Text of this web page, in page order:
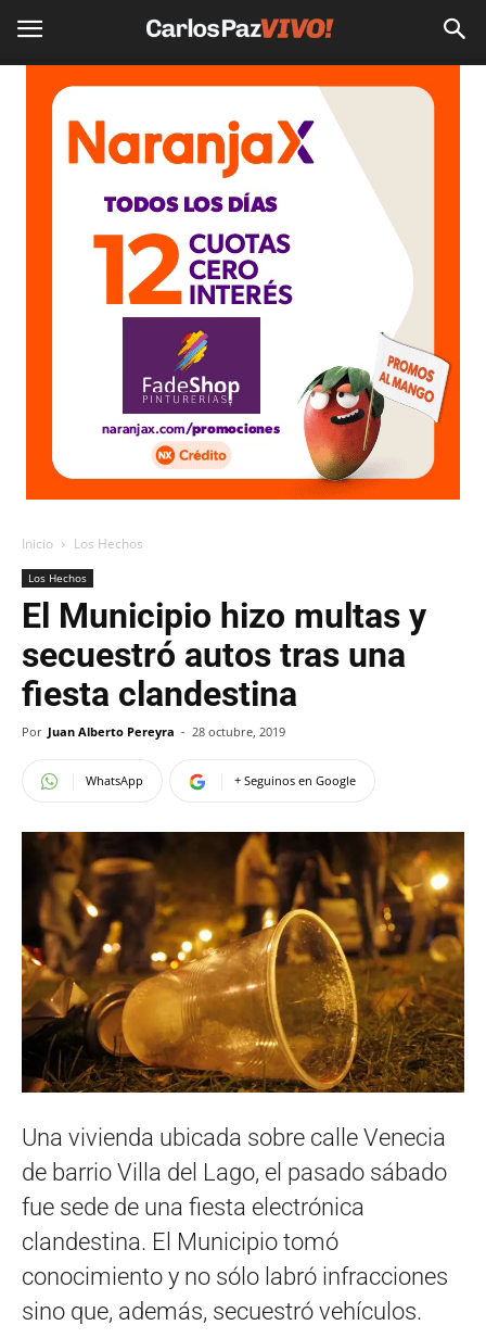
Inicio Los Hechos
Los Hechos
El Municipio hizo multas y
secuestró autos tras una
fiesta clandestina
Por Juan Alberto Pereyra - 28 octubre, 2019
WhatsApp + Seguinos en Google
Una vivienda ubicada sobre calle Venecia
de barrio Villa del Lago, el pasado sábado
fue sede de una fiesta electrónica
clandestina. El Municipio tomó
conocimiento y no sólo labró infracciones
sino que, además, secuestró vehículos.